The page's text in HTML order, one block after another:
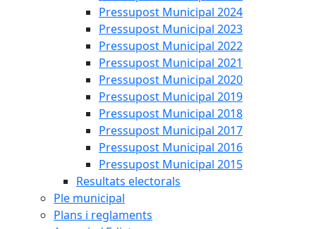
Pressupost Municipal 2024
Pressupost Municipal 2023
Pressupost Municipal 2022
Pressupost Municipal 2021
Pressupost Municipal 2020
Pressupost Municipal 2019
Pressupost Municipal 2018
Pressupost Municipal 2017
Pressupost Municipal 2016
Pressupost Municipal 2015
Resultats electorals
Ple municipal
Plans i reglaments